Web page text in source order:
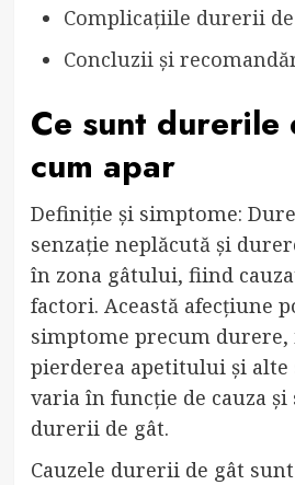
Complicațiile durerii
Concluzii și
Ce sunt durerile
cum apar
Definiție și simptome:
senzație neplăcută și
în zona gâtului, fiind
factori. Această afecțiune
simptome precum
pierderea apetitului și alte
varia în funcție de cauza și
durerii de gât.
Cauzele durerii de gât